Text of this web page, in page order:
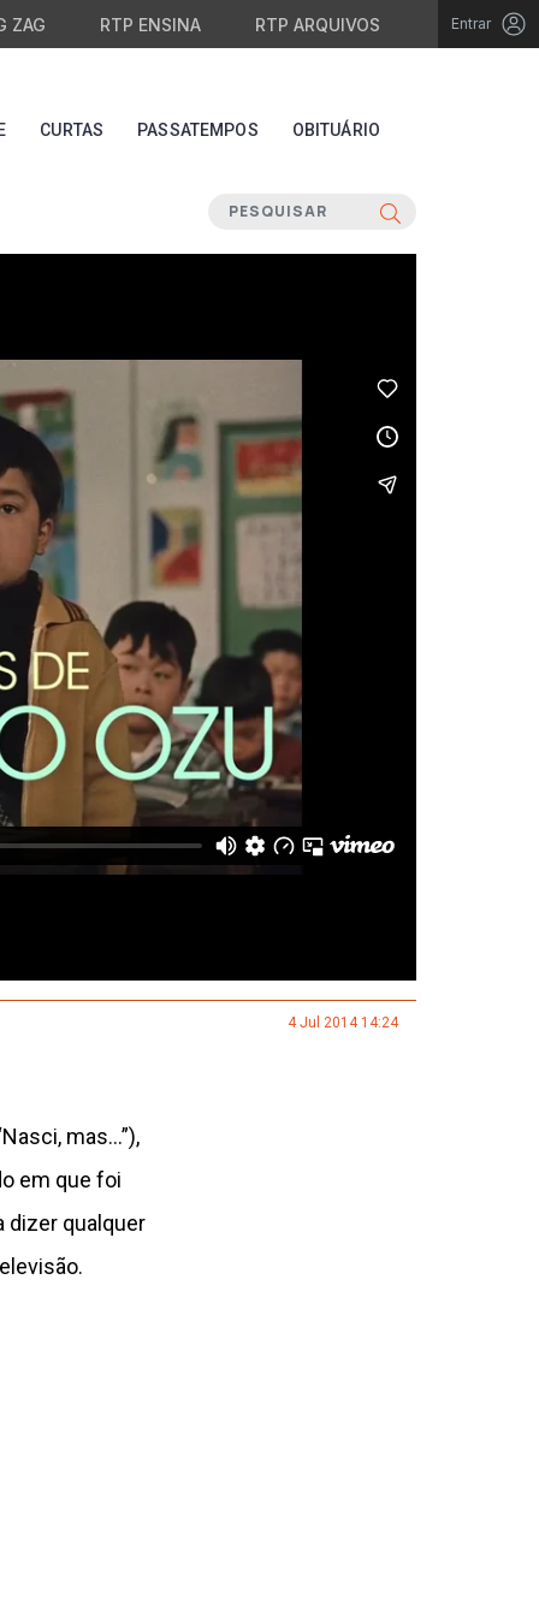
ZAG RTP ENSINA RTP ARQUIVOS Entrar
CURTAS PASSATEMPOS OBITUÁRIO
Leopardo FilmesonVimeo.
4 Jul 2014 14:24
mas…”),
em que foi
dizer qualquer